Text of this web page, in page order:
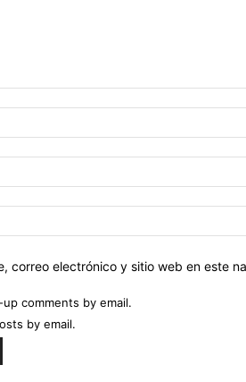
correo electrónico y sitio web en este
comments by email.
by email.